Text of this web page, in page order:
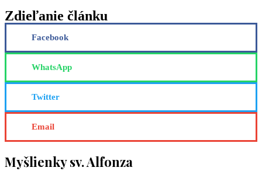
Zdieľanie článku
Facebook
WhatsApp
Twitter
Email
Myšlienky sv. Alfonza